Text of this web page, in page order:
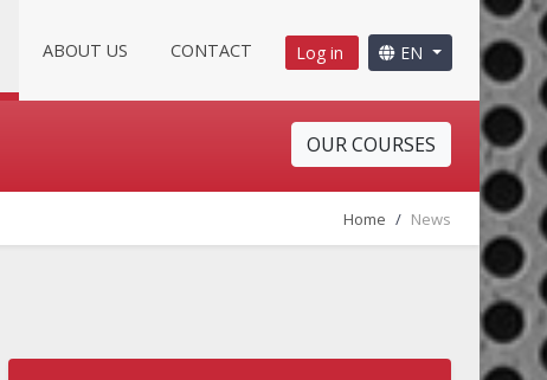
ABOUT US CONTACT Log in EN
OUR COURSES
Home News